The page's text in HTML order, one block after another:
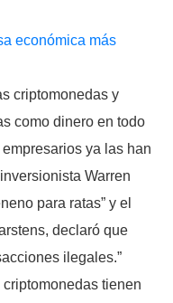
económica más
criptomonedas y
como dinero en todo
ya las han
Warren
para ratas” y el
declaró que
ilegales.”
tienen